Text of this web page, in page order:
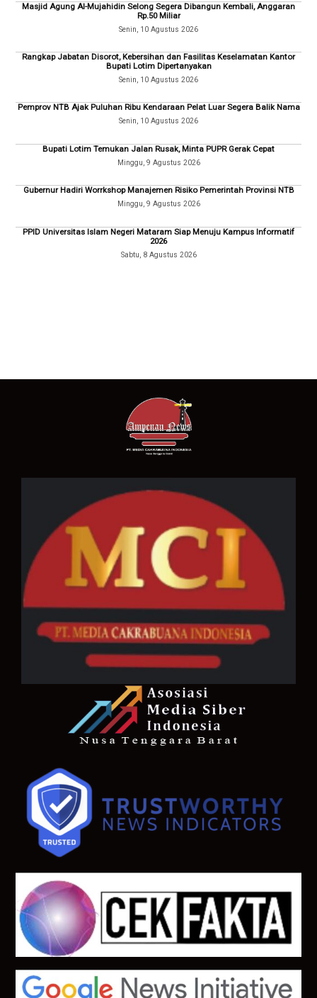
Masjid Agung Al-Mujahidin Selong Segera Dibangun Kembali, Anggaran
Rp.50 Miliar
Senin, 10 Agustus 2026
Rangkap Jabatan Disorot, Kebersihan dan Fasilitas Keselamatan Kantor
Bupati Lotim Dipertanyakan
Senin, 10 Agustus 2026
Pemprov NTB Ajak Puluhan Ribu Kendaraan Pelat Luar Segera Balik Nama
Senin, 10 Agustus 2026
Bupati Lotim Temukan Jalan Rusak, Minta PUPR Gerak Cepat
Minggu, 9 Agustus 2026
Gubernur Hadiri Worrkshop Manajemen Risiko Pemerintah Provinsi NTB
Minggu, 9 Agustus 2026
PPID Universitas Islam Negeri Mataram Siap Menuju Kampus Informatif
2026
Sabtu, 8 Agustus 2026